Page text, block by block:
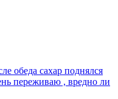
обеда сахар поднялся
переживаю , вредно ли